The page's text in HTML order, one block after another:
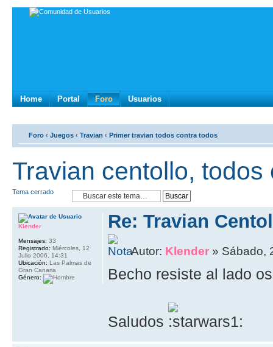
Home Portal Foro Usuarios
Foro ‹ Juegos ‹ Travian ‹ Primer travian todos contra todos
Travian centollo,
Tema cerrado
Re: Travian
Autor: Klender » Sábado,
Becho resiste al lado
Saludos
Klender
Mensajes: 33
Registrado: Miércoles, 12
Julio 2006, 14:31
Ubicación: Las Palmas de
Gran Canaria
Género: